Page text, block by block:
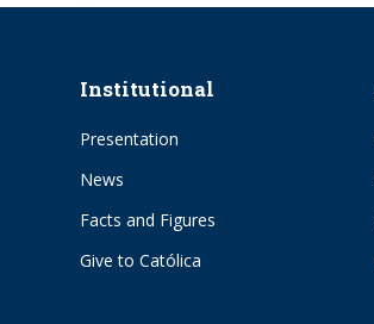
Institutional
Presentation
News
Facts and Figures
Give to Católica